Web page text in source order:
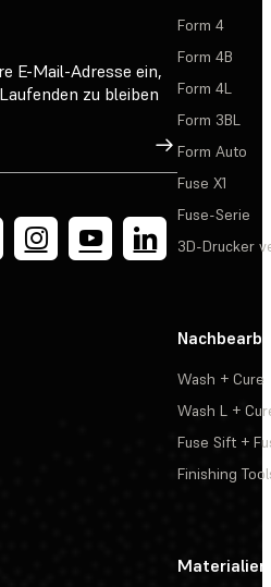
E-Mail-Adresse ein,
zu bleiben
Registrieren
Form 4
Form 4B
Form 4L
Form 3BL
Form Auto
Fuse X1
Fuse-Serie
3D-Drucker
Wash + Cure
Wash L +
Fuse Sift +
Finishing
Materialien